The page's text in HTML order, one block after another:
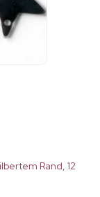
Rand, 12